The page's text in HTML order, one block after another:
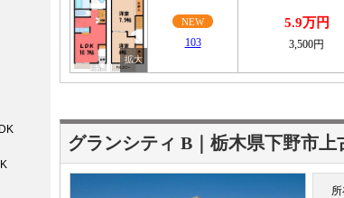
NEW
103
5.9万円
3,500円
グランシティ B｜栃木県下野市